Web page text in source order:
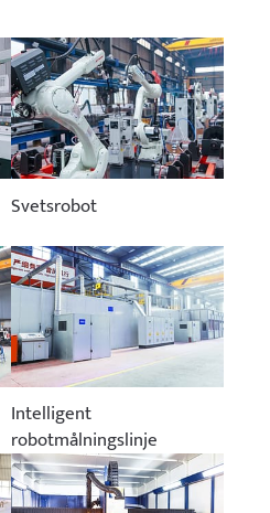
Svetsrobot
Intelligent
robotmålningslinje